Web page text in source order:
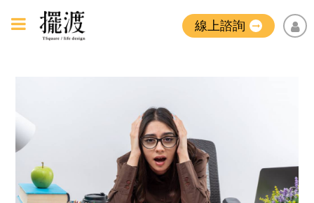
線上諮詢